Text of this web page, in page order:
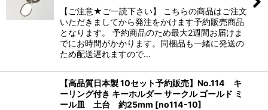
【ご注意★ご一読下さい】 こちらの商品はご注文
いただきましてから発注をかけます予約販売商品
となります。 予約商品のため最大2週間お届けま
でにお時間がかかります。同梱品も一緒に発送の
ため配送遅れますので…
【高品質日本製 10セット予約販売】No.114 キ
ーリング付き キーホルダー サークル ゴールド ミ
ール皿 土台 約25mm [no114-10]